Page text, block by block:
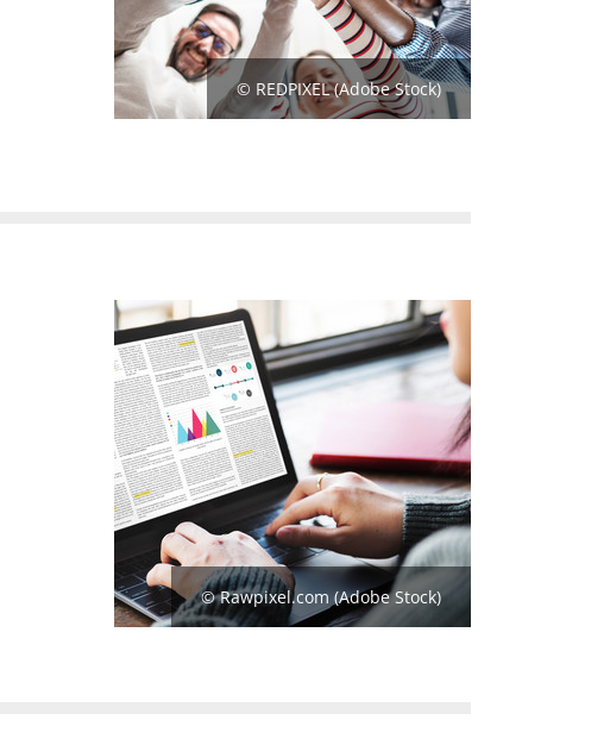
© REDPIXEL (Adobe Stock)
© Rawpixel.com (Adobe Stock)